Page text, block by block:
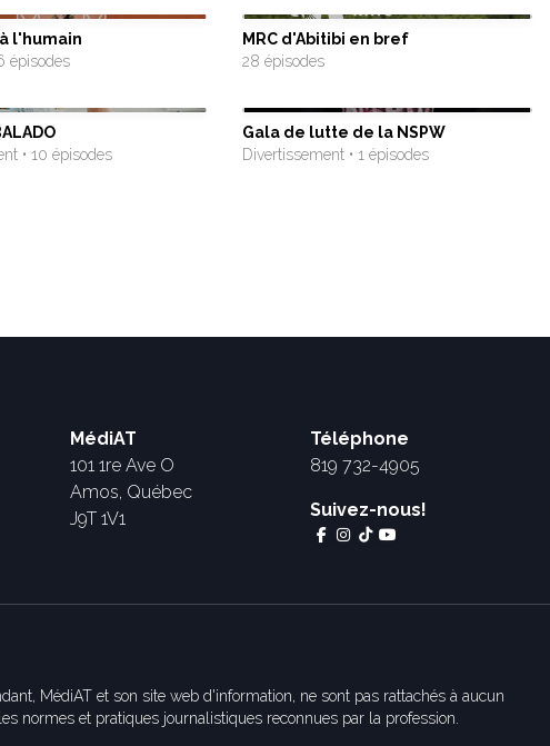
l'humain
épisodes
MRC d'Abitibi en bref
28 épisodes
• 10 épisodes
Gala de lutte de la NSPW
Divertissement • 1 épisodes
MédiAT
101 1re Ave O
Amos, Québec
J9T 1V1
Téléphone
819 732-4905
Suivez-nous!
MédiAT et son site web d'information, ne sont pas rattachés à aucun
normes et pratiques journalistiques reconnues par la profession.